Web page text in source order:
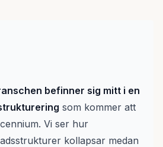
befinner sig mitt i en
som kommer att
Vi ser hur
kollapsar medan